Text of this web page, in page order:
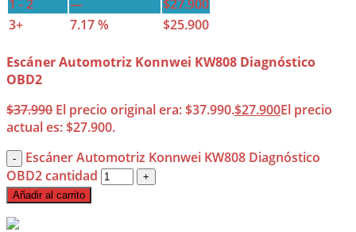
1 - 2 — $27.900
3+
7.17 % $25.900
Escáner Automotriz Konnwei KW808 Diagnóstico
OBD2
$37.990 El precio original era: $37.990.$27.900El precio
actual es: $27.900.
Escáner Automotriz Konnwei KW808 Diagnóstico
OBD2 cantidad
Añadir al carrito